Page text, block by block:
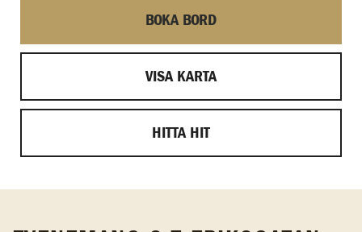
BOKA BORD
VISA KARTA
HITTA HIT